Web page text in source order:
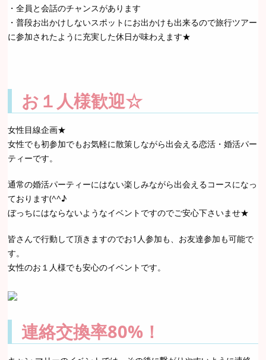
・全員と会話のチャンスがあります
・普段お出かけしないスポットにお出かけも出来るので旅行ツアー
に参加されたように充実した休日が味わえます★
お１人様歓迎☆
女性目線企画★
女性でも初参加でもお気軽に散策しながら出会える恋活・婚活パー
ティーです。
通常の婚活パーティーにはない楽しみながら出会えるコースになっ
ております(^^♪
ぼっちにはならないようなイベントですのでご安心下さいませ★
皆さんで行動して頂きますのでお1人参加も、お友達参加も可能で
す。
女性のお１人様でも安心のイベントです。
連絡交換率80%！